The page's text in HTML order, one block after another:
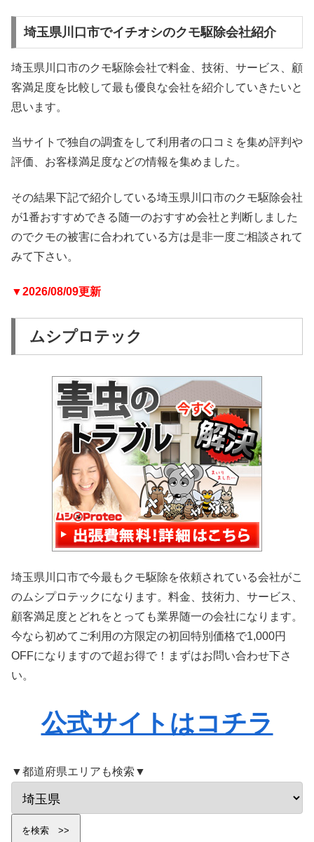
埼玉県川口市でイチオシのクモ駆除会社紹介
埼玉県川口市のクモ駆除会社で料金、技術、サービス、顧
客満足度を比較して最も優良な会社を紹介していきたいと
思います。
当サイトで独自の調査をして利用者の口コミを集め評判や
評価、お客様満足度などの情報を集めました。
その結果下記で紹介している埼玉県川口市のクモ駆除会社
が1番おすすめできる随一のおすすめ会社と判断しました
のでクモの被害に合われている方は是非一度ご相談されて
みて下さい。
▼2026/08/09更新
ムシプロテック
埼玉県川口市で今最もクモ駆除を依頼されている会社がこ
のムシプロテックになります。料金、技術力、サービス、
顧客満足度とどれをとっても業界随一の会社になります。
今なら初めてご利用の方限定の初回特別価格で1,000円
OFFになりますので超お得で！まずはお問い合わせ下さ
い。
公式サイトはコチラ
▼都道府県エリアも検索▼